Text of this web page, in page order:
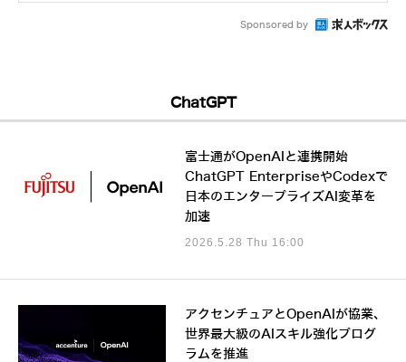
Sponsored by
ChatGPT
富士通がOpenAIと連携開始
ChatGPT EnterpriseやCodexで
日本のエンタープライズAI変革を
加速
2026.5.28 Thu 16:00
アクセンチュアとOpenAIが協業、
世界最大級のAIスキル強化プログ
ラムを推進